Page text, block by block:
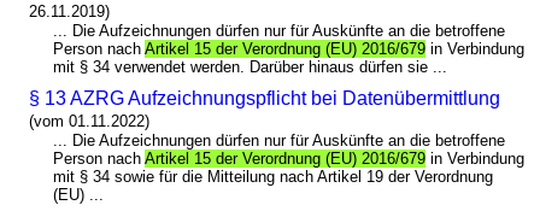
26.11.2019)
... Die Aufzeichnungen dürfen nur für Auskünfte an die betroffene
Person nachArtikel 15 der Verordnung (EU) 2016/679 in Verbindung
mit § 34 verwendet werden. Darüber hinaus dürfen sie ...
§ 13 AZRG Aufzeichnungspflicht bei Datenübermittlung
(vom 01.11.2022)
... Die Aufzeichnungen dürfen nur für Auskünfte an die betroffene
Person nachArtikel 15 der Verordnung (EU) 2016/679 in Verbindung
mit § 34 sowie für die Mitteilung nach Artikel 19 der Verordnung
(EU) ...